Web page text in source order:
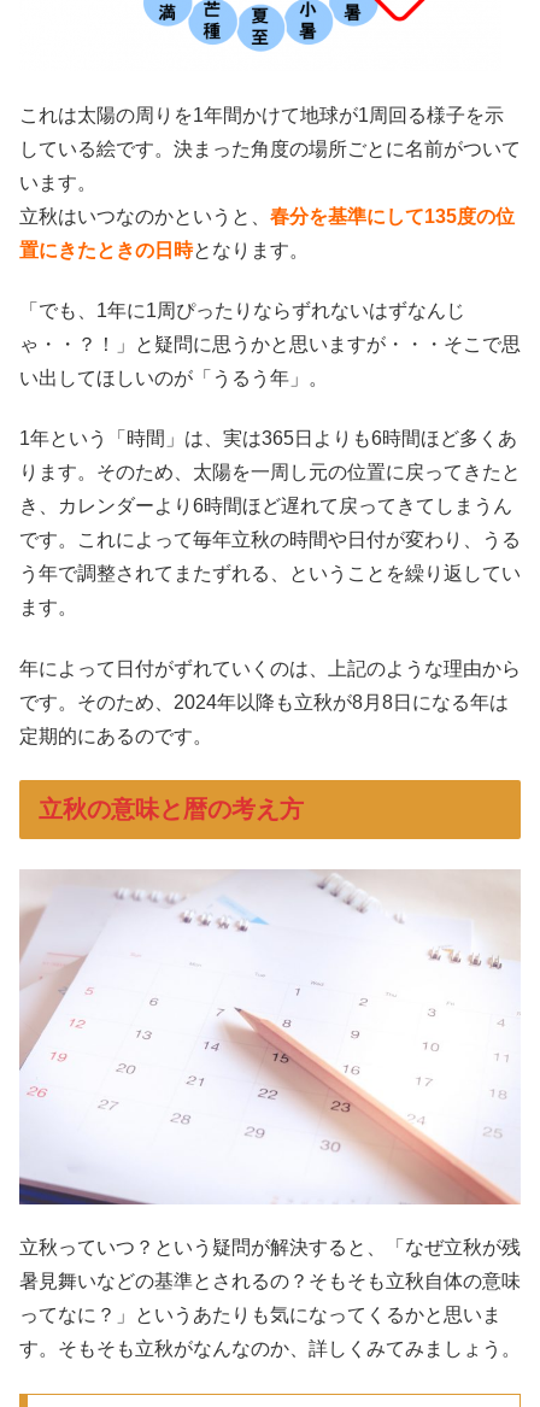
これは太陽の周りを1年間かけて地球が1周回る様子を示
している絵です。決まった角度の場所ごとに名前がついて
います。
立秋はいつなのかというと、 春分を基準にして135度の位
置にきたときの日時となります。
「でも、1年に1周ぴったりならずれないはずなんじ
ゃ・・？！」と疑問に思うかと思いますが・・・そこで思
い出してほしいのが「うるう年」。
1年という「時間」は、実は365日よりも6時間ほど多くあ
ります。そのため、太陽を一周し元の位置に戻ってきたと
き、カレンダーより6時間ほど遅れて戻ってきてしまうん
です。これによって毎年立秋の時間や日付が変わり、うる
う年で調整されてまたずれる、ということを繰り返してい
ます。
年によって日付がずれていくのは、上記のような理由から
です。そのため、2024年以降も立秋が8月8日になる年は
定期的にあるのです。
立秋の意味と暦の考え方
立秋っていつ？という疑問が解決すると、「なぜ立秋が残
暑見舞いなどの基準とされるの？そもそも立秋自体の意味
ってなに？」というあたりも気になってくるかと思いま
す。そもそも立秋がなんなのか、詳しくみてみましょう。